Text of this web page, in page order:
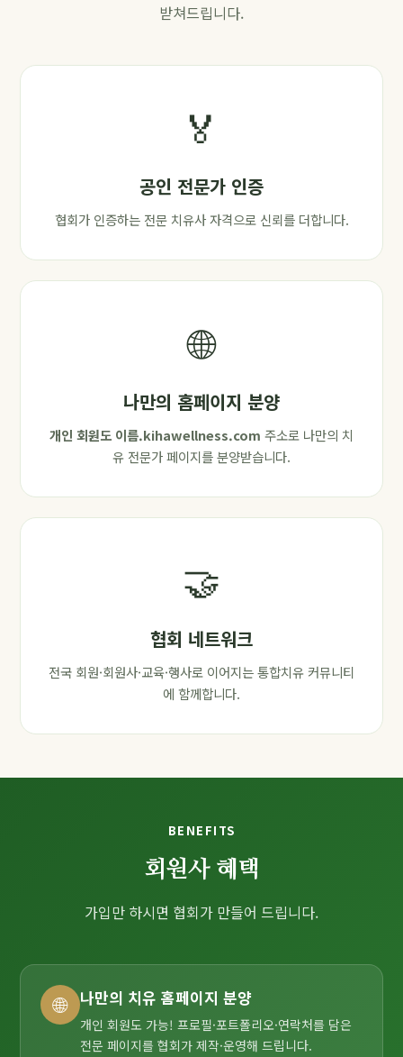
받쳐드립니다.
🏅
공인 전문가 인증
협회가 인증하는 전문 치유사 자격으로 신뢰를 더합니다.
🌐
나만의 홈페이지 분양
개인 회원도 이름.kihawellness.com 주소로 나만의 치
유 전문가 페이지를 분양받습니다.
🤝
협회 네트워크
전국 회원·회원사·교육·행사로 이어지는 통합치유 커뮤니티
에 함께합니다.
BENEFITS
회원사 혜택
가입만 하시면 협회가 만들어 드립니다.
🌐 나만의 치유 홈페이지 분양
개인 회원도 가능! 프로필·포트폴리오·연락처를 담은
전문 페이지를 협회가 제작·운영해 드립니다.